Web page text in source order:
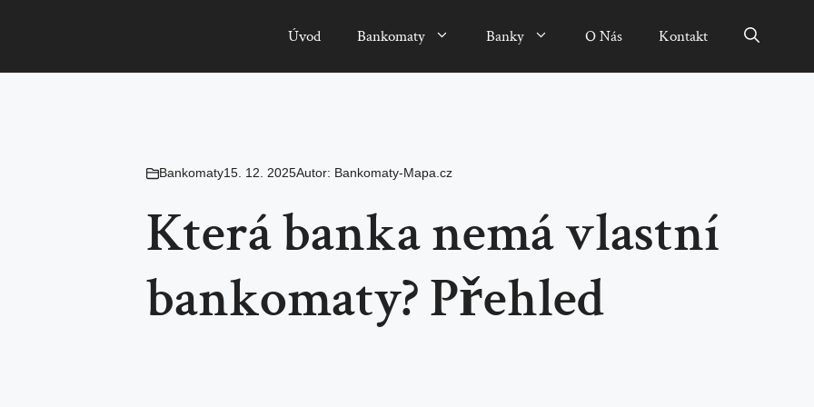
Úvod Bankomaty Banky O Nás Kontakt
Bankomaty15. 12. 2025Autor: Bankomaty-Mapa.cz
Která banka nemá vlastní
bankomaty? Přehled